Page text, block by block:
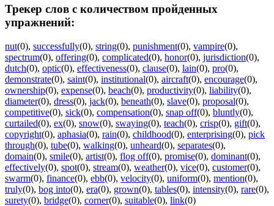
Трекер слов с количеством пройденных
упражнений:
nut(0), successfully(0), string(0), punishment(0), vampire(0),
spectrum(0), offering(0), complicated(0), honor(0), jurisdiction(0),
dutch(0), optic(0), effectiveness(0), clause(0), lain(0), pro(0),
demonstrate(0), saint(0), institutional(0), aircraft(0), encourage(0),
ownership(0), expense(0), beach(0), productivity(0), liability(0),
diameter(0), dress(0), jack(0), beneath(0), slave(0), proposal(0),
competitive(0), sick(0), compensation(0), snap off(0), bluntly(0),
curtailed(0), ex(0), snow(0), swaying(0), teach(0), crisp(0), gift(0),
copyright(0), aphasia(0), rain(0), childhood(0), enterprising(0), pick
through(0), tube(0), walking(0), unheard(0), separates(0),
domain(0), smile(0), artist(0), flog off(0), promise(0), dominant(0),
effectively(0), spot(0), stream(0), weather(0), vice(0), customer(0),
swarm(0), finance(0), ebb(0), velocity(0), uniform(0), mention(0),
truly(0), bog into(0), era(0), grown(0), tables(0), intensity(0), rare(0),
surety(0), bridge(0), corner(0), suitable(0), link(0)